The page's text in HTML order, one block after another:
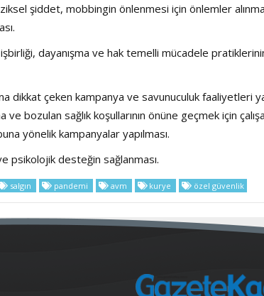
şiddet, mobbingin önlenmesi için önlemler
dayanışma ve hak temelli mücadele pratiklerinin
dikkat çeken kampanya ve savunuculuk faaliyetleri
ve bozulan sağlık koşullarının önüne geçmek için
yönelik kampanyalar yapılması.
psikolojik desteğin sağlanması.
salgın pandemi avm kurye özel güvenlik